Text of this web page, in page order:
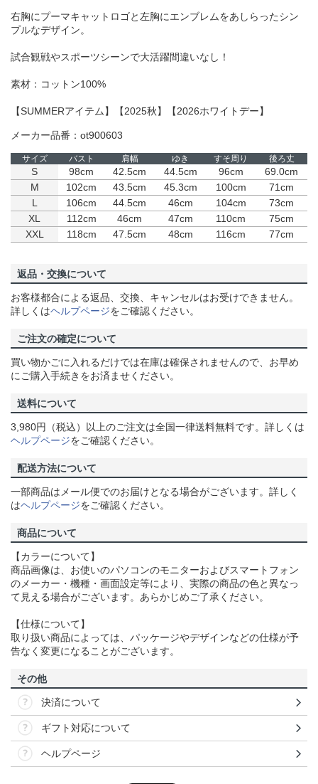
右胸にプーマキャットロゴと左胸にエンブレムをあしらったシン
プルなデザイン。
試合観戦やスポーツシーンで大活躍間違いなし！
素材：コットン100%
【SUMMERアイテム】【2025秋】【2026ホワイトデー】
メーカー品番：ot900603
サイズ バスト 肩幅 ゆき すそ周り 後ろ丈
S 98cm 42.5cm 44.5cm 96cm
69.0cm
M
102cm 43.5cm 45.3cm 100cm
71cm
L
106cm 44.5cm 46cm 104cm
73cm
XL
112cm 46cm 47cm 110cm
75cm
XXL
118cm 47.5cm 48cm 116cm 77cm
返品・交換について
お客様都合による返品、交換、キャンセルはお受けできません。
詳しくはヘルプページをご確認ください。
ご注文の確定について
買い物かごに入れるだけでは在庫は確保されませんので、お早め
にご購入手続きをお済ませください。
送料について
3,980円（税込）以上のご注文は全国一律送料無料です。詳しくは
ヘルプページをご確認ください。
配送方法について
一部商品はメール便でのお届けとなる場合がございます。詳しく
はヘルプページをご確認ください。
商品について
【カラーについて】
商品画像は、お使いのパソコンのモニターおよびスマートフォン
のメーカー・機種・画面設定等により、実際の商品の色と異なっ
て見える場合がございます。あらかじめご了承ください。
【仕様について】
取り扱い商品によっては、パッケージやデザインなどの仕様が予
告なく変更になることがございます。
その他
決済について
ギフト対応について
ヘルプページ